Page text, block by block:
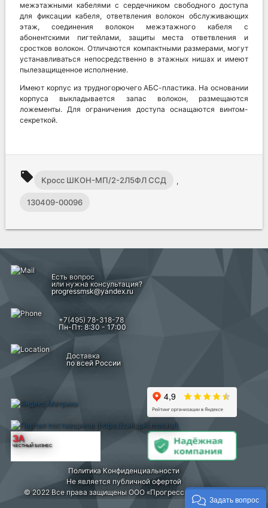
межэтажными кабелями с сердечником свободного доступа
для фиксации кабеля, ответвления волокон обслуживающих
этаж, соединения волокон межэтажного кабеля с
абонентскими пигтейлами, защиты места ответвления и
сростков волокон. Отличаются компактными размерами, могут
устанавливаться непосредственно в этажных нишах и имеют
пылезащищенное исполнение.
Имеют корпус из трудногорючего АБС-пластика. На основании
корпуса выкладывается запас волокон, размещаются
ложементы. Для ограничения доступа оснащаются винтом-
секреткой.
local_offer Кросс ШКОН-МП/2-2Л5ФЛ ССД ,
130409-00096
Есть вопрос
или нужна консультация?
progressmsk@yandex.ru
+7(495) 78-318-78
Пн-Пт: 8:30 - 17:00
Доставка
по всей России
ЗА
ЧЕСТНЫЙ БИЗНЕС
Политика Конфиденциальности
Не является публичной офертой
© 2022 Все права защищены ООО «Прогресс» г. Москва
Задать вопрос